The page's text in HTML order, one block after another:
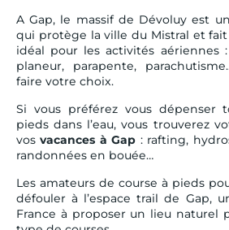
A Gap, le massif de Dévoluy est
qui protège la ville du Mistral et
idéal pour les activités aériennes
planeur, parapente,
faire votre choix.
Si vous préférez vous dépenser
pieds dans l’eau, vous trouverez
vos vacances à Gap : rafting,
randonnées en bouée…
Les amateurs de course à pieds
défouler à l’espace trail de Gap,
France à proposer un lieu naturel